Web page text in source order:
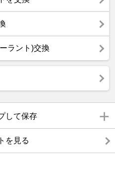
ラント)交換
して保存
を見る